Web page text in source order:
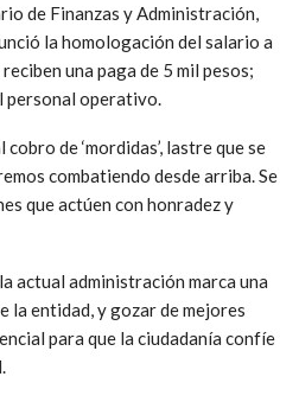
de Finanzas y Administración,
la homologación del salario a
una paga de 5 mil pesos;
personal operativo.
de ‘mordidas’, lastre que se
combatiendo desde arriba. Se
que actúen con honradez y
actual administración marca una
la entidad, y gozar de mejores
para que la ciudadanía confíe